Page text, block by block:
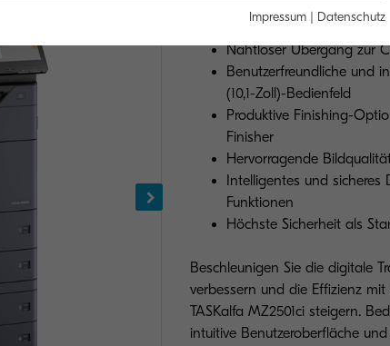
Bis zu 25/12 Seiten A4/
Nahtloser Übergang zur
Benutzerfreundliche und
(10,1-Zoll)-Bedienfeld
Produktive Finishing-
Finisher
Hervorragende
Intelligentes und
Funktionen
Höchste Sicherheit als
Beschleunigen Sie die digitale
verbessern und die Effizienz mit
TASKalfa MZ2501ci steigern.
intuitive Benutzeroberfläche
Impressum | Datenschutz